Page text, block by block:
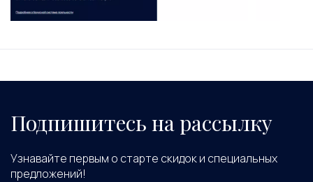
Подпишитесь на рассылку
Узнавайте первым о старте скидок и специальных
предложений!